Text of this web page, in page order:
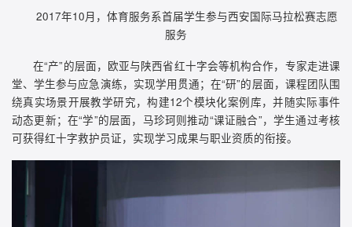
2017年10月，体育服务系首届学生参与西安国际马拉松赛志愿
服务
在“产”的层面，欧亚与陕西省红十字会等机构合作，专家走进课
堂、学生参与应急演练，实现学用贯通；在“研”的层面，课程团队围
绕真实场景开展教学研究，构建12个模块化案例库，并随实际事件
动态更新；在“学”的层面，马珍珂则推动“课证融合”，学生通过考核
可获得红十字救护员证，实现学习成果与职业资质的衔接。